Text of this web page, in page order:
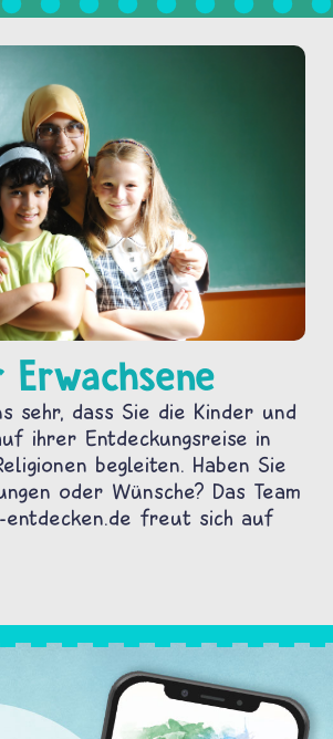
Erwachsene
sehr, dass Sie die Kinder und
ihrer Entdeckungsreise in
begleiten. Haben Sie
oder Wünsche? Das Team
entdecken.de freut sich auf